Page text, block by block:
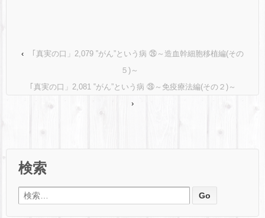
‹
｢真実の口」2,079 ‟がん”という病 ㉖～造血幹細胞移植編(その
５)～
｢真実の口」2,081 ‟がん”という病 ㉘～免疫療法編(その２)～
›
検索
検索: